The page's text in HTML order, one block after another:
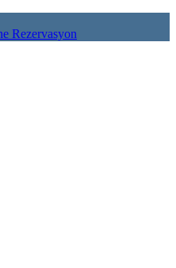
Rezervasyon